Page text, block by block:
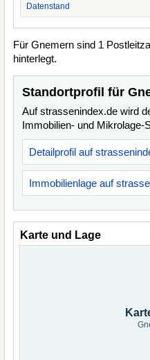
Datenstand
Für Gnemern sind 1
hinterlegt.
Standortprofil für
Auf strassenindex.de wird
Immobilien- und Mikrolage-
Detailprofil auf
Immobilienlage auf
Karte und Lage